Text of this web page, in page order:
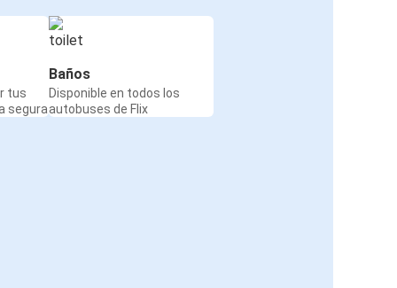
tus
segura
Baños
Disponible en todos los
autobuses de Flix